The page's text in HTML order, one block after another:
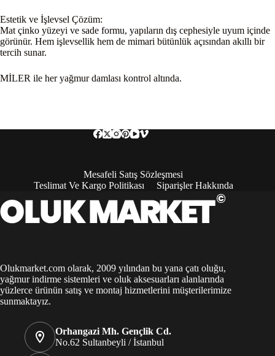
Estetik ve İşlevsel Çözüm:
Mat çinko yüzeyi ve sade formu, yapıların dış cephesiyle uyum içinde
görünür. Hem işlevsellik hem de mimari bütünlük açısından akıllı bir
tercih sunar.
MİLER ile her yağmur damlası kontrol altında.
Mesafeli Satış Sözleşmesi
Teslimat Ve Kargo Politikası
Siparişler Hakkında
Olukmarket.com olarak, 2009 yılından bu yana çatı oluğu,
yağmur indirme sistemleri ve oluk aksesuarları alanlarında
yüzlerce ürünün satış ve montaj hizmetlerini müşterilerimize
sunmaktayız.
Orhangazi Mh. Gençlik Cd.
No.62 Sultanbeyli / İstanbul